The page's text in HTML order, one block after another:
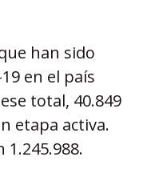
han sido
en el país
total, 40.849
etapa activa.
1.245.988.